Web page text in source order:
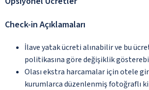
Check-in Açıklamaları
İlave yatak ücreti alınabilir ve bu
politikasına göre değişiklik
Olası ekstra harcamalar için otele
kurumlarca düzenlenmiş fotoğraflı